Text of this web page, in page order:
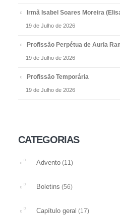
Irmã Isabel Soares Moreira
19 de Julho de 2026
Profissão Perpétua de Auria
19 de Julho de 2026
Profissão Temporária
19 de Julho de 2026
CATEGORIAS
Advento (11)
Boletins (56)
Capítulo geral (17)